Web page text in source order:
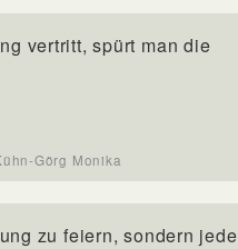
vertritt, spürt man die
Görg Monika
zu feiern, sondern jede